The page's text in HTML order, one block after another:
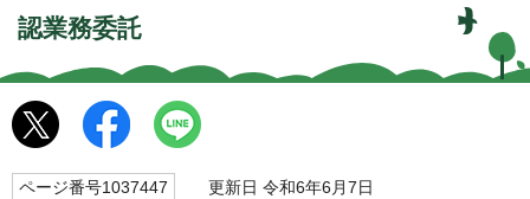
認業務委託
ページ番号1037447 更新日 令和6年6月7日